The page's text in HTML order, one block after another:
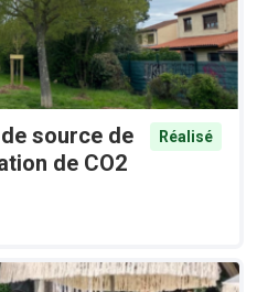
source de
de CO2
Réalisé